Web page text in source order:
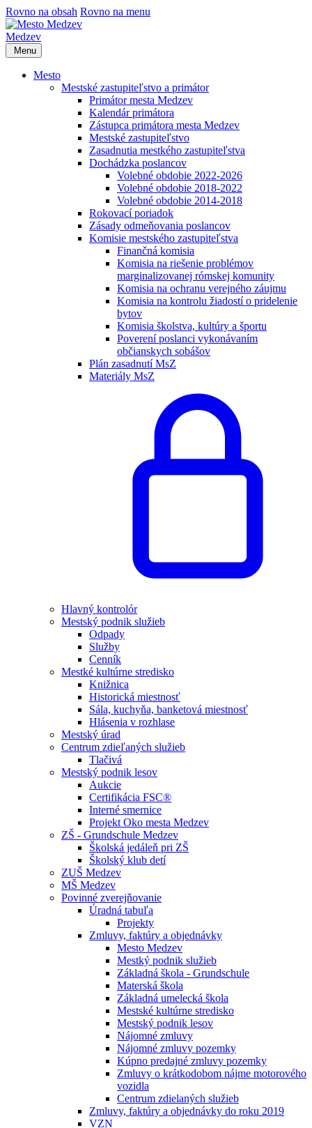
Rovno na obsah Rovno na menu
Medzev
Menu
Mesto
Mestské zastupiteľstvo a primátor
Primátor mesta Medzev
Kalendár primátora
Zástupca primátora mesta Medzev
Mestské zastupiteľstvo
Zasadnutia mestkého zastupiteľstva
Dochádzka poslancov
Volebné obdobie 2022-2026
Volebné obdobie 2018-2022
Volebné obdobie 2014-2018
Rokovací poriadok
Zásady odmeňovania poslancov
Komisie mestského zastupiteľstva
Finančná komisia
Komisia na riešenie problémov
marginalizovanej rómskej komunity
Komisia na ochranu verejného záujmu
Komisia na kontrolu žiadostí o pridelenie
bytov
Komisia školstva, kultúry a športu
Poverení poslanci vykonávaním
občianskych sobášov
Plán zasadnutí MsZ
Materiály MsZ
Hlavný kontrolór
Mestský podnik služieb
Odpady
Služby
Cenník
Mestké kultúrne stredisko
Knižnica
Historická miestnosť
Sála, kuchyňa, banketová miestnosť
Hlásenia v rozhlase
Mestský úrad
Centrum zdieľaných služieb
Tlačivá
Mestský podnik lesov
Aukcie
Certifikácia FSC®
Interné smernice
Projekt Oko mesta Medzev
ZŠ - Grundschule Medzev
Školská jedáleň pri ZŠ
Školský klub detí
ZUŠ Medzev
MŠ Medzev
Povinné zverejňovanie
Úradná tabuľa
Projekty
Zmluvy, faktúry a objednávky
Mesto Medzev
Mestký podnik služieb
Základná škola - Grundschule
Materská škola
Základná umelecká škola
Mestské kultúrne stredisko
Mestský podnik lesov
Nájomné zmluvy
Nájomné zmluvy pozemky
Kúpno predajné zmluvy pozemky
Zmluvy o krátkodobom nájme motorového
vozidla
Centrum zdielaných služieb
Zmluvy, faktúry a objednávky do roku 2019
VZN